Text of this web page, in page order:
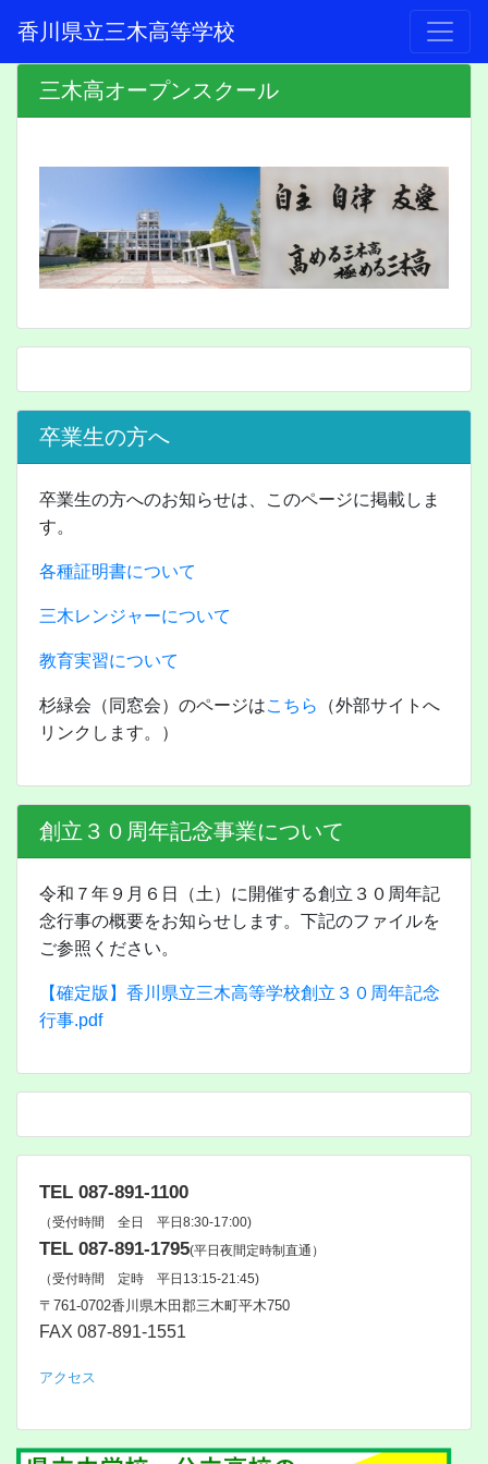
香川県立三木高等学校
三木高オープンスクール
TEL 087-891-1100
（受付時間 全日 平日8:30-17:00)
TEL 087-891-1795(平日夜間定時制直通）
（受付時間 定時 平日13:15-21:45)
〒761‐0702香川県木田郡三木町平木750
FAX 087-891-1551
アクセス
卒業生の方へ
卒業生の方へのお知らせは、このページに掲載しま
す。
各種証明書について
三木レンジャーについて
教育実習について
杉緑会（同窓会）のページはこちら
（外部サイトへ
リンクします。）
創立３０周年記念事業について
令和７年９月６日（土）に開催する創立３０周年記
念行事の概要をお知らせします。下記のファイルを
ご参照ください。
【確定版】香川県立三木高等学校創立３０周年記念
行事.pdf